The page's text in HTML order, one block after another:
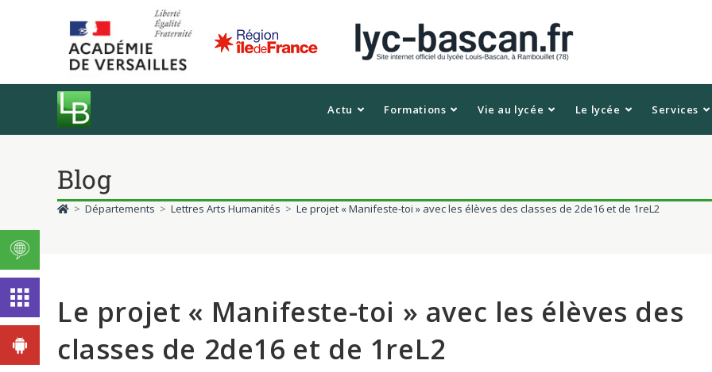
Actu Formations Vie au lycée Le lycée Services
Blog
> Départements > Lettres Arts Humanités > Le projet « Manifeste-toi » avec les élèves des classes de 2de16 et de 1reL2
Le projet « Manifeste-toi » avec les élèves des
classes de 2de16 et de 1reL2